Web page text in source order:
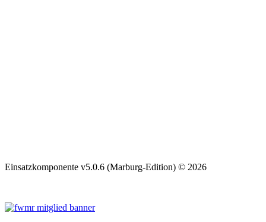
Einsatzkomponente v5.0.6 (Marburg-Edition) © 2026